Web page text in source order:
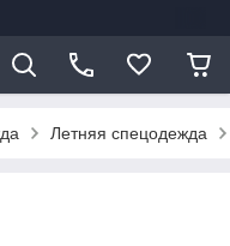
Летняя спецодежда